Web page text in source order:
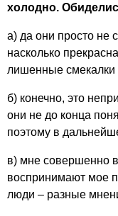
холодно.
а) да они просто не
насколько
лишенные смекалки
б) конечно, это
они не до конца
поэтому в
в) мне совершенно
воспринимают мое
люди – разные